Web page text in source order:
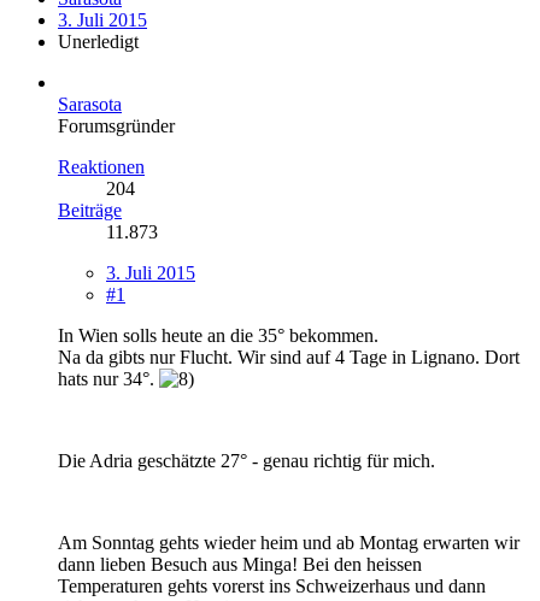
3. Juli 2015
Unerledigt
Sarasota
Forumsgründer
Reaktionen
204
Beiträge
11.873
3. Juli 2015
#1
In Wien solls heute an die 35° bekommen.
Na da gibts nur Flucht. Wir sind auf 4 Tage in Lignano. Dort
hats nur 34°.
Die Adria geschätzte 27° - genau richtig für mich.
Am Sonntag gehts wieder heim und ab Montag erwarten wir
dann lieben Besuch aus Minga! Bei den heissen
Temperaturen gehts vorerst ins Schweizerhaus und dann